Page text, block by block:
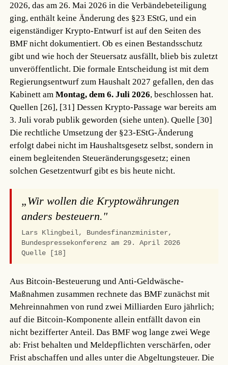
2026, das am 26. Mai 2026 in die Verbändebeteiligung
ging, enthält keine Änderung des §23 EStG, und ein
eigenständiger Krypto-Entwurf ist auf den Seiten des
BMF nicht dokumentiert. Ob es einen Bestandsschutz
gibt und wie hoch der Steuersatz ausfällt, blieb bis zuletzt
unveröffentlicht. Die formale Entscheidung ist mit dem
Regierungsentwurf zum Haushalt 2027 gefallen, den das
Kabinett amMontag, dem 6. Juli 2026, beschlossen hat.
Quellen [26], [31] Dessen Krypto-Passage war bereits am
3. Juli vorab publik geworden (siehe unten).Quelle [30]
Die rechtliche Umsetzung der §23-EStG-Änderung
erfolgt dabei nicht im Haushaltsgesetz selbst, sondern in
einem begleitenden Steueränderungsgesetz; einen
solchen Gesetzentwurf gibt es bis heute nicht.
„Wir wollen die Kryptowährungen
anders besteuern."
Lars Klingbeil, Bundesfinanzminister,
Bundespressekonferenz am 29. April 2026
Quelle [18]
Aus Bitcoin-Besteuerung und Anti-Geldwäsche-
Maßnahmen zusammen rechnete das BMF zunächst mit
Mehreinnahmen von rund zwei Milliarden Euro jährlich;
auf die Bitcoin-Komponente allein entfällt davon ein
nicht bezifferter Anteil. Das BMF wog lange zwei Wege
ab: Frist behalten und Meldepflichten verschärfen, oder
Frist abschaffen und alles unter die Abgeltungsteuer. Die